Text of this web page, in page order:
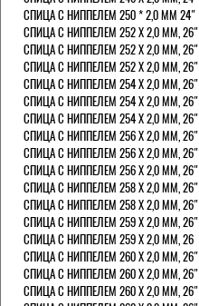
СПИЦА С НИППЕЛЕМ 250 * 2,0 ММ 24"
СПИЦА С НИППЕЛЕМ 252 Х 2,0 ММ, 26"
СПИЦА С НИППЕЛЕМ 252 Х 2,0 ММ, 26"
СПИЦА С НИППЕЛЕМ 252 Х 2,0 ММ, 26"
СПИЦА С НИППЕЛЕМ 254 Х 2,0 ММ, 26"
СПИЦА С НИППЕЛЕМ 254 Х 2,0 ММ, 26"
СПИЦА С НИППЕЛЕМ 254 Х 2,0 ММ, 26"
СПИЦА С НИППЕЛЕМ 256 Х 2,0 ММ, 26"
СПИЦА С НИППЕЛЕМ 256 Х 2,0 ММ, 26"
СПИЦА С НИППЕЛЕМ 256 Х 2,0 ММ, 26"
СПИЦА С НИППЕЛЕМ 258 Х 2,0 ММ, 26"
СПИЦА С НИППЕЛЕМ 258 Х 2,0 ММ, 26"
СПИЦА С НИППЕЛЕМ 259 Х 2,0 ММ, 26"
СПИЦА С НИППЕЛЕМ 259 Х 2,0 ММ, 26
СПИЦА С НИППЕЛЕМ 260 Х 2,0 ММ, 26"
СПИЦА С НИППЕЛЕМ 260 Х 2,0 ММ, 26"
СПИЦА С НИППЕЛЕМ 260 Х 2,0 ММ, 26"